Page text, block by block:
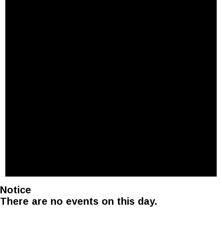
Notice
There are no events on this day.